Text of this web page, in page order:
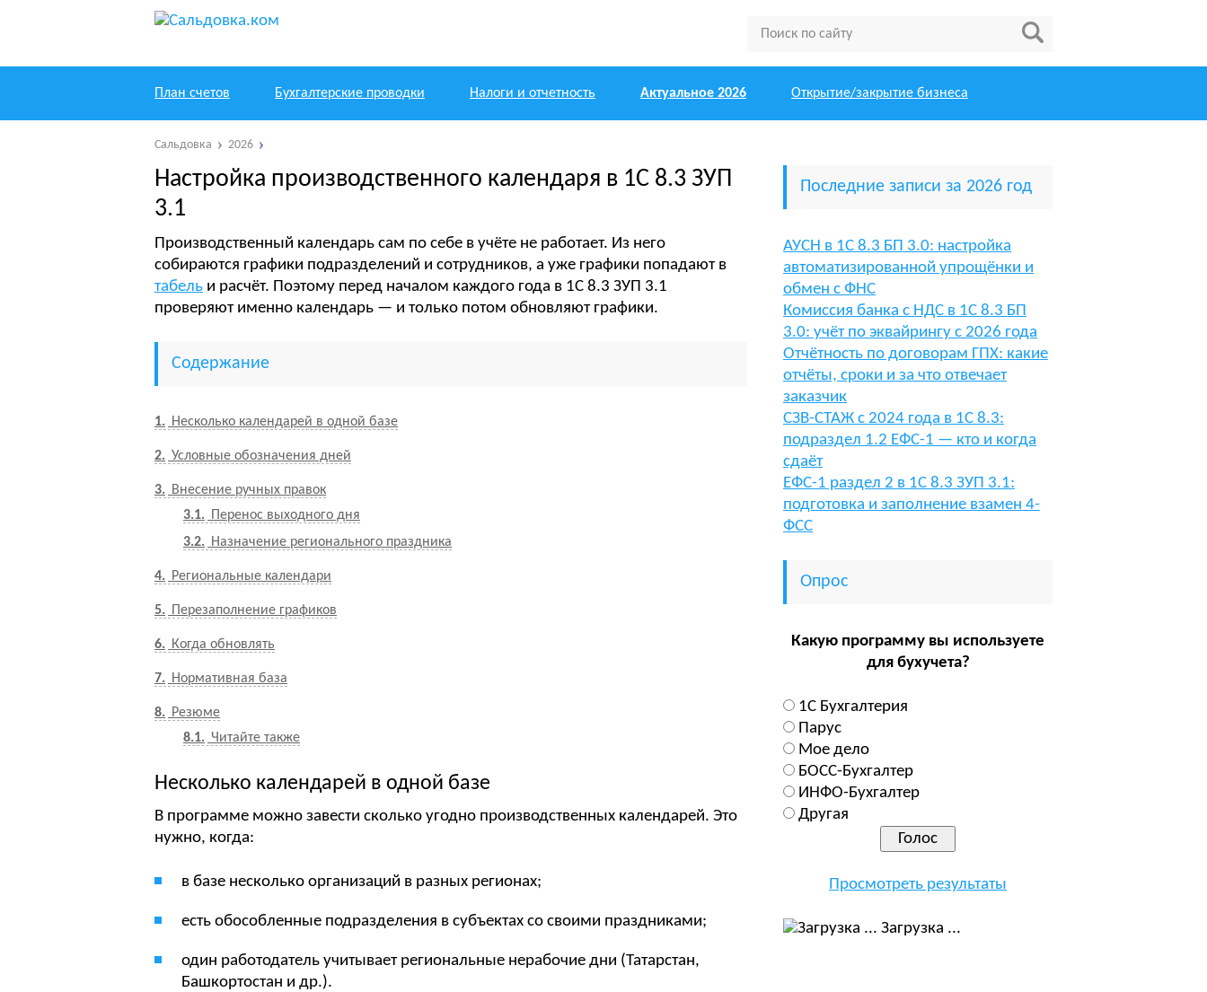
План счетов Бухгалтерские проводки Налоги и отчетность Актуальное 2026 Открытие/закрытие бизнеса
Сальдовка 2026
Настройка производственного календаря в 1С 8.3 ЗУП
3.1
Производственный календарь сам по себе в учёте не работает. Из него
собираются графики подразделений и сотрудников, а уже графики попадают в
табель и расчёт. Поэтому перед началом каждого года в 1С 8.3 ЗУП 3.1
проверяют именно календарь — и только потом обновляют графики.
Содержание
1 Несколько календарей в одной базе
2 Условные обозначения дней
3
Внесение ручных правок
3.1
Перенос выходного дня
3.2
Назначение регионального праздника
4 Региональные календари
5 Перезаполнение графиков
6 Когда обновлять
7 Нормативная база
8
Резюме
8.1
Читайте также
Несколько календарей в одной базе
В программе можно завести сколько угодно производственных календарей. Это
нужно, когда:
в базе несколько организаций в разных регионах;
есть обособленные подразделения в субъектах со своими праздниками;
один работодатель учитывает региональные нерабочие дни (Татарстан,
Башкортостан и др.).
Последние записи за 2026 год
АУСН в 1С 8.3 БП 3.0: настройка
автоматизированной упрощёнки и
обмен с ФНС
Комиссия банка с НДС в 1С 8.3 БП
3.0: учёт по эквайрингу с 2026 года
Отчётность по договорам ГПХ: какие
отчёты, сроки и за что отвечает
заказчик
СЗВ-СТАЖ с 2024 года в 1С 8.3:
подраздел 1.2 ЕФС-1 — кто и когда
сдаёт
ЕФС-1 раздел 2 в 1С 8.3 ЗУП 3.1:
подготовка и заполнение взамен 4-
ФСС
Опрос
Какую программу вы используете
для бухучета?
1С Бухгалтерия
Парус
Мое дело
БОСС-Бухгалтер
ИНФО-Бухгалтер
Другая
Просмотреть результаты
Загрузка ...